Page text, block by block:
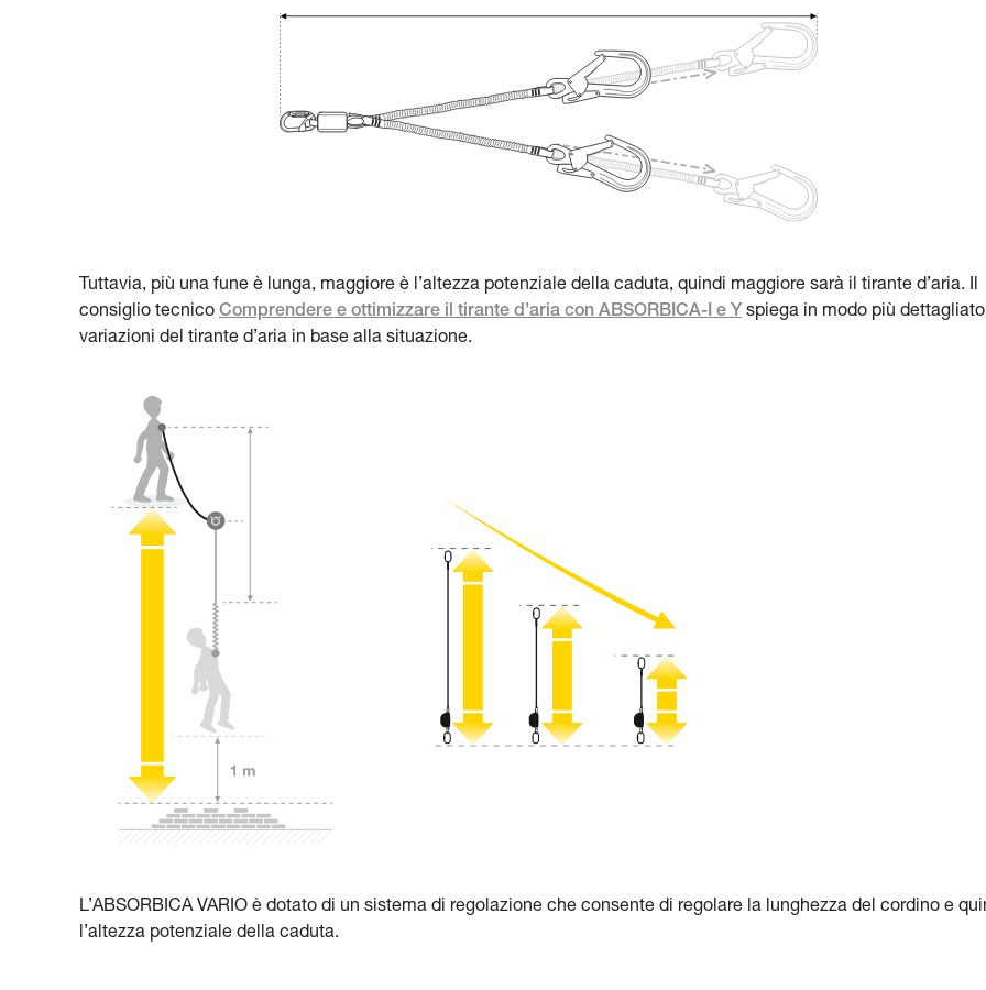
Tuttavia, più una fune è lunga, maggiore è l’altezza potenziale della caduta, quindi maggiore sarà il tirante d’aria. Il
consiglio tecnico Comprendere e ottimizzare il tirante d’aria con ABSORBICA-I e Y spiega in modo più
variazioni del tirante d’aria in base alla situazione.
L’ABSORBICA VARIO è dotato di un sistema di regolazione che consente di regolare la lunghezza del cordino e
l’altezza potenziale della caduta.